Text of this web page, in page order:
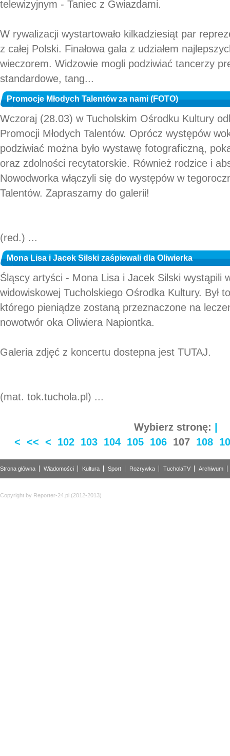
telewizyjnym - Taniec z Gwiazdami.
W rywalizacji wystartowało kilkadziesiąt par
z całej Polski. Finałowa gala z udziałem
wieczorem. Widzowie mogli podziwiać tancerzy
standardowe, tang...
Promocje Młodych Talentów za nami (FOTO)
Wczoraj (28.03) w Tucholskim Ośrodku Kultury
Promocji Młodych Talentów. Oprócz występów
podziwiać można było wystawę fotograficzną,
oraz zdolności recytatorskie. Również rodzice i
Nowodworka włączyli się do występów w
Talentów. Zapraszamy do galerii!
(red.) ...
Mona Lisa i Jacek Silski zaśpiewali dla Oliwierka
Śląscy artyści - Mona Lisa i Jacek Silski wystąpili
widowiskowej Tucholskiego Ośrodka Kultury. Był
którego pieniądze zostaną przeznaczone na
nowotwór oka Oliwiera Napiontka.
Galeria zdjęć z koncertu dostepna jest TUTAJ.
(mat. tok.tuchola.pl) ...
Wybierz stronę: |
< << < 102 103 104 105 106 107 108
Strona główna Wiadomości Kultura Sport Rozrywka TucholaTV Archiwum
Copyright by Reporter-24.pl (2012-2013)